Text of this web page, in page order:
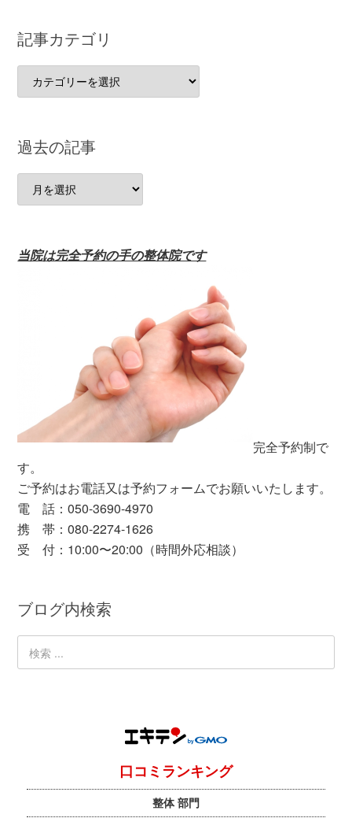
記事カテゴリ
事
ゴ
リ
過去の記事
去
事
当院は完全予約の手の整体院です
完全予約制で
す。
ご予約はお電話又は予約フォームでお願いいたします。
電 話：050-3690-4970
携 帯：080-2274-1626
受 付：10:00〜20:00（時間外応相談）
ブログ内検索